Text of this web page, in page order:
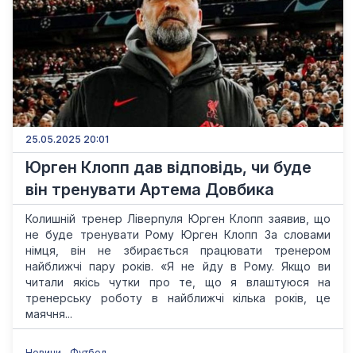
25.05.2025 20:01
Юрген Клопп дав відповідь, чи буде
він тренувати Артема Довбика
Колишній тренер Ліверпуля Юрген Клопп заявив, що
не буде тренувати Рому Юрген Клопп За словами
німця, він не збирається працювати тренером
найближчі пару років. «Я не йду в Рому. Якщо ви
читали якісь чутки про те, що я влаштуюся на
тренерську роботу в найближчі кілька років, це
маячня...